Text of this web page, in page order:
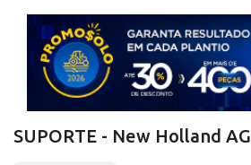
SUPORTE - New Holland AG